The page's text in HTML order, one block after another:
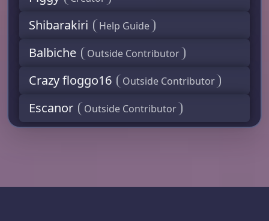
Shibarakiri Help Guide
Balbiche Outside Contributor
Crazy floggo16 Outside Contributor
Escanor Outside Contributor